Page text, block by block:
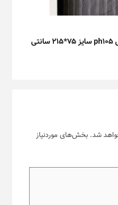
توری درب و پنجره ابروند مدل ph105 سایز ۷۵*۲۱۵ سانتی
شد. بخش‌های موردنیاز